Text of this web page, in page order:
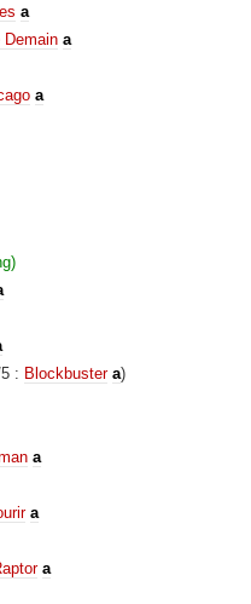
a
Demain a
a
: Blockbuster a)
a
a
a